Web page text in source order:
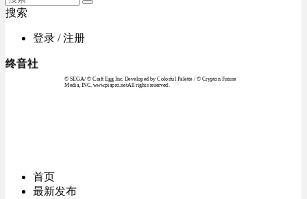
搜索
登录 / 注册
终音社
© SEGA / © Craft Egg Inc. Developed by Colorful Palette / © Crypton Future
Media, INC. www.piapro.netAll rights reserved.
首页
最新发布